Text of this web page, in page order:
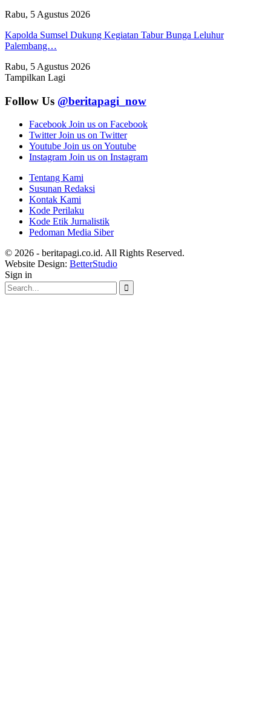
Rabu, 5 Agustus 2026
Kapolda Sumsel Dukung Kegiatan Tabur Bunga Leluhur
Palembang…
Rabu, 5 Agustus 2026
Tampilkan Lagi
Follow Us @beritapagi_now
Facebook Join us on Facebook
Twitter Join us on Twitter
Youtube Join us on Youtube
Instagram Join us on Instagram
Tentang Kami
Susunan Redaksi
Kontak Kami
Kode Perilaku
Kode Etik Jurnalistik
Pedoman Media Siber
© 2026 - beritapagi.co.id. All Rights Reserved.
Website Design: BetterStudio
Sign in